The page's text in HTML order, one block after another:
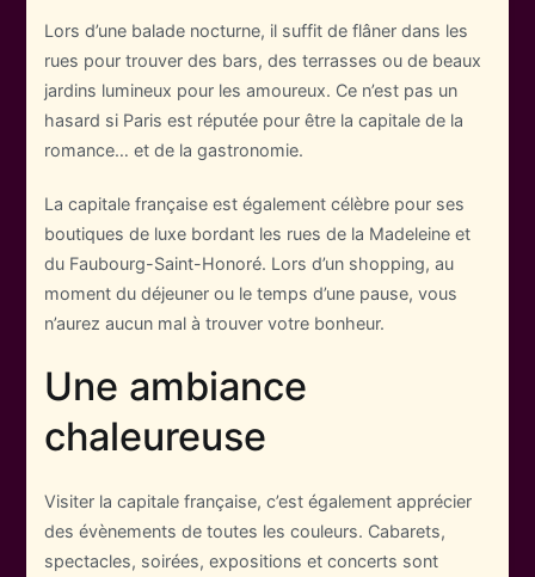
Lors d’une balade nocturne, il suffit de flâner dans les
rues pour trouver des bars, des terrasses ou de beaux
jardins lumineux pour les amoureux. Ce n’est pas un
hasard si Paris est réputée pour être la capitale de la
romance… et de la gastronomie.
La capitale française est également célèbre pour ses
boutiques de luxe bordant les rues de la Madeleine et
du Faubourg-Saint-Honoré. Lors d’un shopping, au
moment du déjeuner ou le temps d’une pause, vous
n’aurez aucun mal à trouver votre bonheur.
Une ambiance
chaleureuse
Visiter la capitale française, c’est également apprécier
des évènements de toutes les couleurs. Cabarets,
spectacles, soirées, expositions et concerts sont